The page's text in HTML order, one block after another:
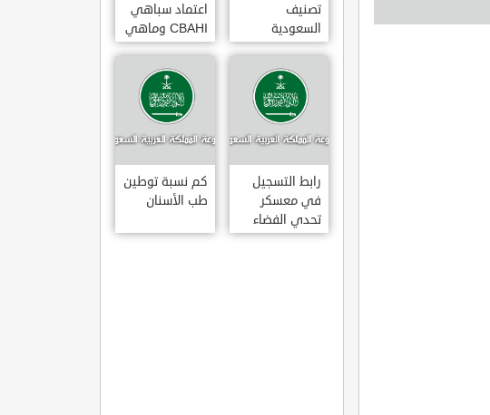
تصنيف
السعودية
الائتماني AA1
اعتماد سباهي
CBAHI وماهي
معاييره
رابط التسجيل
في معسكر
تحدي الفضاء
كم نسبة توطين
طب الأسنان